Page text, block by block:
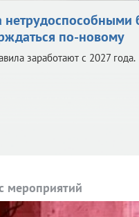
нетрудоспособными
по-новому
заработают с 2027 года.
мероприятий